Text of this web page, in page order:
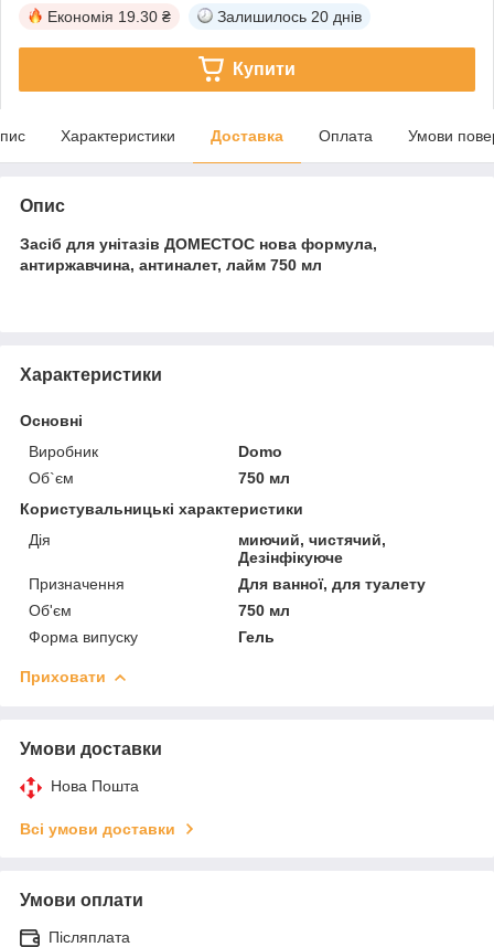
Економія 19.30 ₴ Залишилось 20 днів
Купити
Характеристики Доставка Оплата Умови
Опис
Засіб для унітазів ДОМЕСТОС нова формула,
антиржавчина, антиналет, лайм 750 мл
Характеристики
Основні
Виробник
Domo
Об`єм
750 мл
Користувальницькі характеристики
Дія
миючий, чистячий,
Дезінфікуюче
Призначення
Для ванної, для туалету
Об'єм
750 мл
Форма випуску
Гель
Приховати
Умови доставки
Нова Пошта
Всі умови доставки
Умови оплати
Післяплата